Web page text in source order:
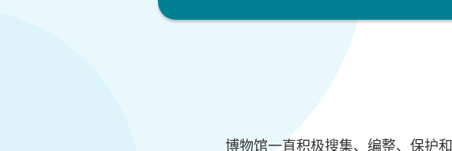
博物馆一直积极搜集、编整、保护